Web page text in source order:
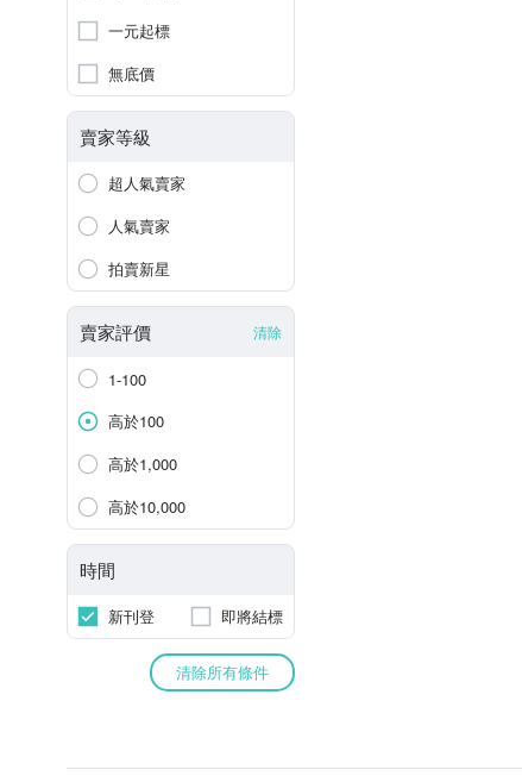
一元起標
無底價
賣家等級
超人氣賣家
人氣賣家
拍賣新星
賣家評價 清除
1-100
高於100
高於1,000
高於10,000
時間
新刊登 即將結標
清除所有條件